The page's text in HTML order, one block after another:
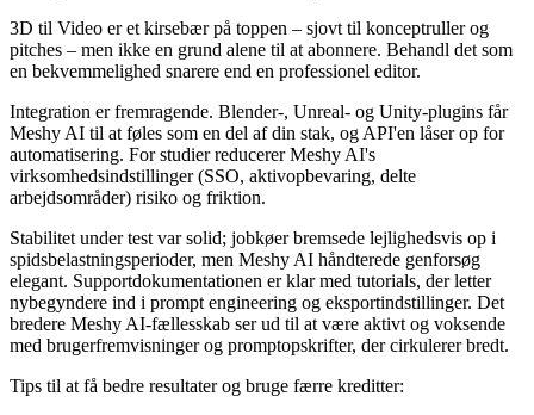
3D til Video er et kirsebær på toppen – sjovt til konceptruller og
pitches – men ikke en grund alene til at abonnere. Behandl det som
en bekvemmelighed snarere end en professionel editor.
Integration er fremragende. Blender-, Unreal- og Unity-plugins får
Meshy AI til at føles som en del af din stak, og API'en låser op for
automatisering. For studier reducerer Meshy AI's
virksomhedsindstillinger (SSO, aktivopbevaring, delte
arbejdsområder) risiko og friktion.
Stabilitet under test var solid; jobkøer bremsede lejlighedsvis op i
spidsbelastningsperioder, men Meshy AI håndterede genforsøg
elegant. Supportdokumentationen er klar med tutorials, der letter
nybegyndere ind i prompt engineering og eksportindstillinger. Det
bredere Meshy AI-fællesskab ser ud til at være aktivt og voksende
med brugerfremvisninger og promptopskrifter, der cirkulerer bredt.
Tips til at få bedre resultater og bruge færre kreditter: